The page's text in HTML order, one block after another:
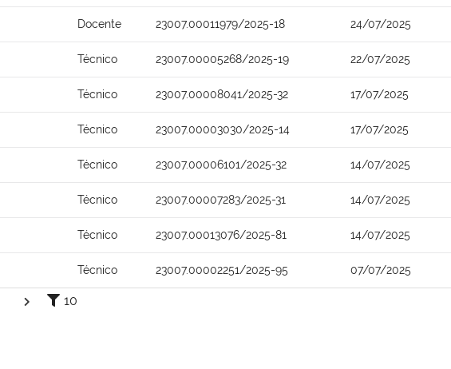
Docente 23007.00011979/2025-18 24/07/2025
Técnico 23007.00005268/2025-19 22/07/2025
Técnico 23007.00008041/2025-32 17/07/2025
Técnico 23007.00003030/2025-14 17/07/2025
Técnico 23007.00006101/2025-32 14/07/2025
Técnico 23007.00007283/2025-31 14/07/2025
Técnico 23007.00013076/2025-81 14/07/2025
Técnico 23007.00002251/2025-95 07/07/2025
10